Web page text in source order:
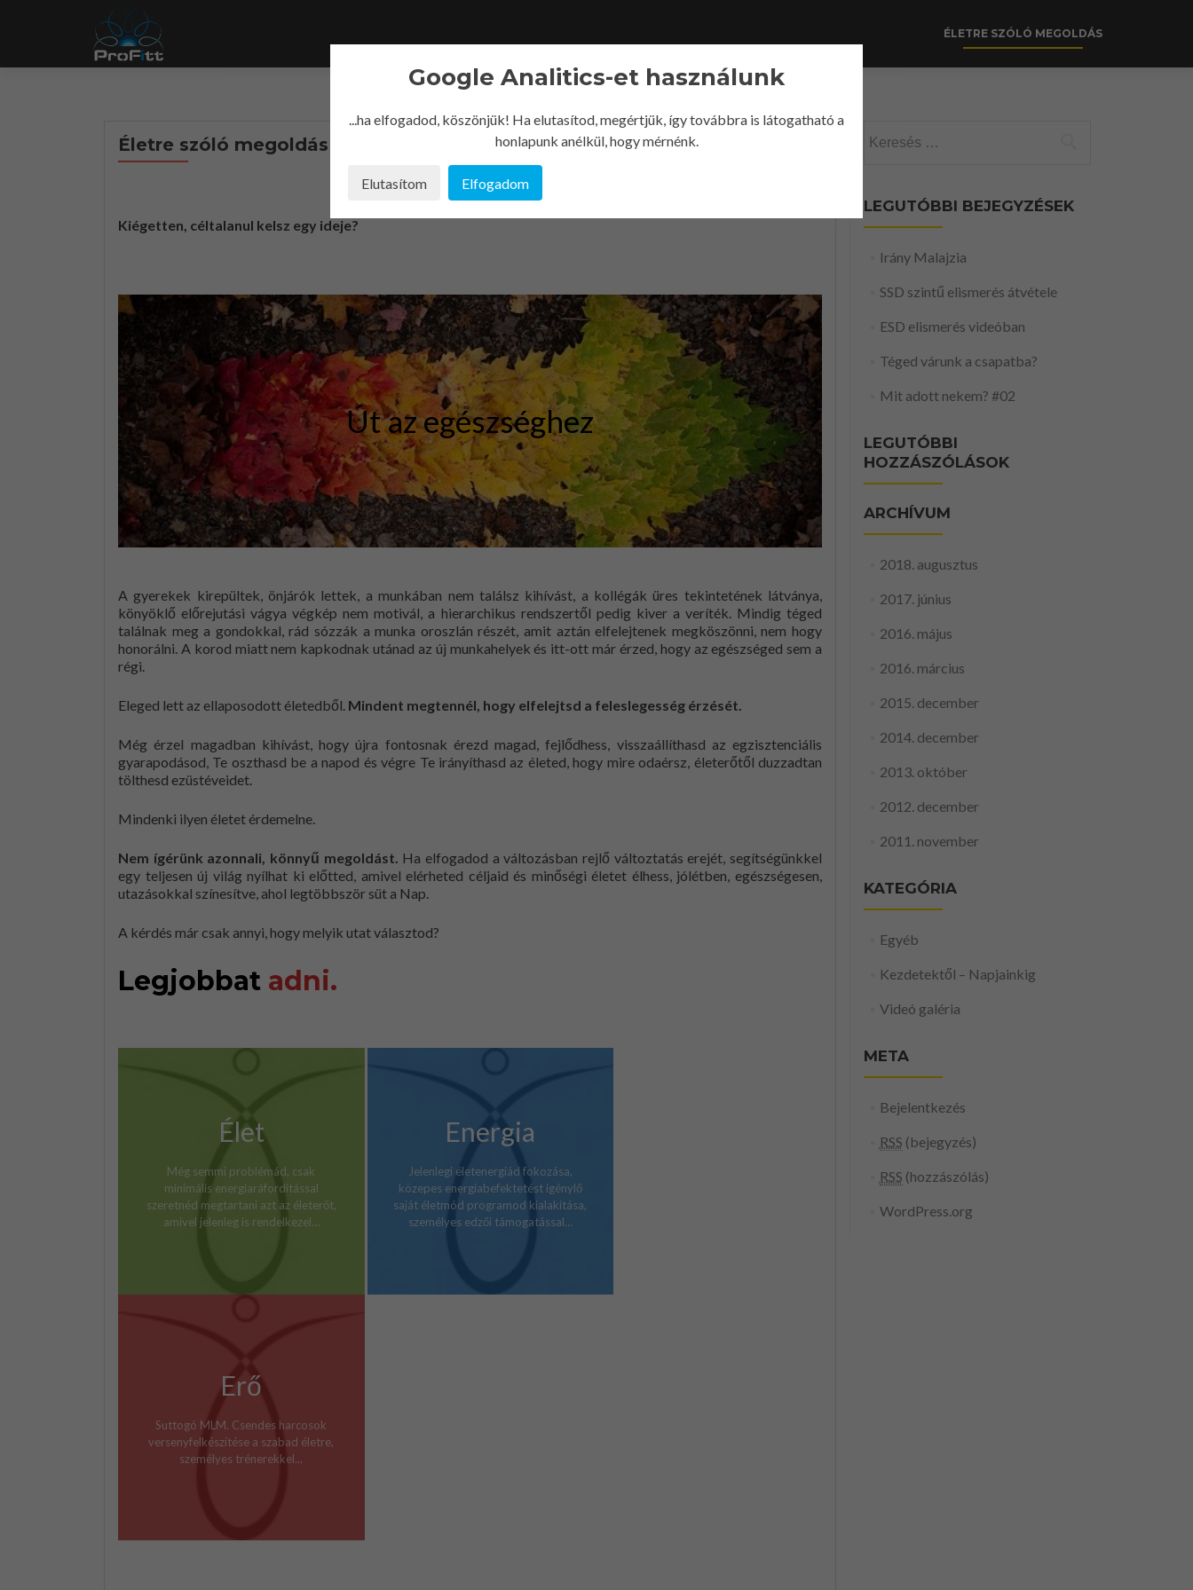
ÉLETRE SZÓLÓ MEGOLDÁS
Életre szóló megoldás
Kiégetten, céltalanul kelsz egy ideje?
Út az egészséghez
Szabad élet
A gyerekek kirepültek, önjárók lettek, a munkában nem találsz kihívást, a kollégák üres tekintetének látványa,
könyöklő előrejutási vágya végkép nem motivál, a hierarchikus rendszertől pedig kiver a veríték. Mindig téged
találnak meg a gondokkal, rád sózzák a munka oroszlán részét, amit aztán elfelejtenek megköszönni, nem hogy
honorálni. A korod miatt nem kapkodnak utánad az új munkahelyek és itt-ott már érzed, hogy az egészséged sem a
régi.
Eleged lett az ellaposodott életedből. Mindent megtennél, hogy elfelejtsd a feleslegesség érzését.
Még érzel magadban kihívást, hogy újra fontosnak érezd magad, fejlődhess, visszaállíthasd az egzisztenciális
gyarapodásod, Te oszthasd be a napod és végre Te irányíthasd az életed, hogy mire odaérsz, életerőtől duzzadtan
tölthesd ezüstéveidet.
Mindenki ilyen életet érdemelne.
Nem ígérünk azonnali, könnyű megoldást. Ha elfogadod a változásban rejlő változtatás erejét, segítségünkkel
egy teljesen új világ nyílhat ki előtted, amivel elérheted céljaid és minőségi életet élhess, jólétben, egészségesen,
utazásokkal színesítve, ahol legtöbbször süt a Nap.
A kérdés már csak annyi, hogy melyik utat választod?
Legjobbat adni.
Élet
Még semmi problémád, csak
minimális energiaráfordítással
szeretnéd megtartani azt az életerőt,
amivel jelenleg is rendelkezel…
Energia
Jelenlegi életenergiád fokozása,
közepes energiabefektetést igénylő
saját életmód programod kialakítása,
személyes edzői támogatással…
Erő
Suttogó MLM. Csendes harcosok
versenyfelkészítése a szabad életre,
személyes trénerekkel...
LEGUTÓBBI BEJEGYZÉSEK
Irány Malajzia
SSD szintű elismerés átvétele
ESD elismerés videóban
Téged várunk a csapatba?
Mit adott nekem? #02
LEGUTÓBBI
HOZZÁSZÓLÁSOK
ARCHÍVUM
2018. augusztus
2017. június
2016. május
2016. március
2015. december
2014. december
2013. október
2012. december
2011. november
KATEGÓRIA
Egyéb
Kezdetektől – Napjainkig
Videó galéria
META
Bejelentkezés
RSS (bejegyzés)
RSS (hozzászólás)
WordPress.org
Google Analitics-et használunk
...ha elfogadod, köszönjük! Ha elutasítod, megértjük, így továbbra is látogatható a
honlapunk anélkül, hogy mérnénk.
Elutasítom Elfogadom